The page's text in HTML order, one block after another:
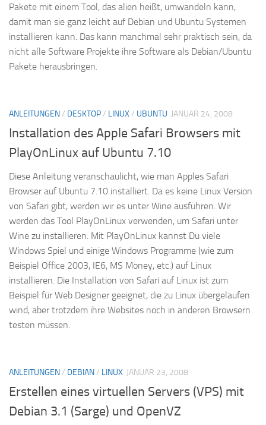
Pakete mit einem Tool, das alien heißt, umwandeln kann,
damit man sie ganz leicht auf Debian und Ubuntu Systemen
installieren kann. Das kann manchmal sehr praktisch sein, da
nicht alle Software Projekte ihre Software als Debian/Ubuntu
Pakete herausbringen.
ANLEITUNGEN/ DESKTOP/ LINUX/ UBUNTU JANUAR 24, 2008
Installation des Apple Safari Browsers mit
PlayOnLinux auf Ubuntu 7.10
Diese Anleitung veranschaulicht, wie man Apples Safari
Browser auf Ubuntu 7.10 installiert. Da es keine Linux Version
von Safari gibt, werden wir es unter Wine ausführen. Wir
werden das Tool PlayOnLinux verwenden, um Safari unter
Wine zu installieren. Mit PlayOnLinux kannst Du viele
Windows Spiel und einige Windows Programme (wie zum
Beispiel Office 2003, IE6, MS Money, etc.) auf Linux
installieren. Die Installation von Safari auf Linux ist zum
Beispiel für Web Designer geeignet, die zu Linux übergelaufen
wind, aber trotzdem ihre Websites noch in anderen Browsern
testen müssen.
ANLEITUNGEN/ DEBIAN/ LINUX JANUAR 23, 2008
Erstellen eines virtuellen Servers (VPS) mit
Debian 3.1 (Sarge) und OpenVZ